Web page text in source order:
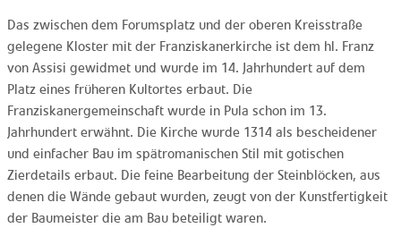
Das zwischen dem Forumsplatz und der oberen Kreisstraße
gelegene Kloster mit der Franziskanerkirche ist dem hl. Franz
von Assisi gewidmet und wurde im 14. Jahrhundert auf dem
Platz eines früheren Kultortes erbaut. Die
Franziskanergemeinschaft wurde in Pula schon im 13.
Jahrhundert erwähnt. Die Kirche wurde 1314 als bescheidener
und einfacher Bau im spätromanischen Stil mit gotischen
Zierdetails erbaut. Die feine Bearbeitung der Steinblöcken, aus
denen die Wände gebaut wurden, zeugt von der Kunstfertigkeit
der Baumeister die am Bau beteiligt waren.